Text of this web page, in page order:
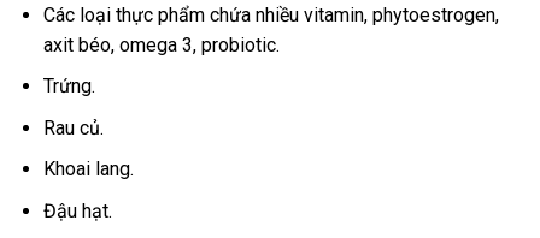
Các loại thực phẩm chứa nhiều vitamin, phytoestrogen,
axit béo, omega 3, probiotic.
Trứng.
Rau củ.
Khoai lang.
Đậu hạt.